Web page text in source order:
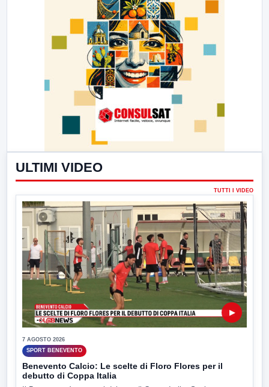
ULTIMI VIDEO
TUTTI I VIDEO
▶
7 AGOSTO 2026
SPORT BENEVENTO
Benevento Calcio: Le scelte di Floro Flores per il
debutto di Coppa Italia